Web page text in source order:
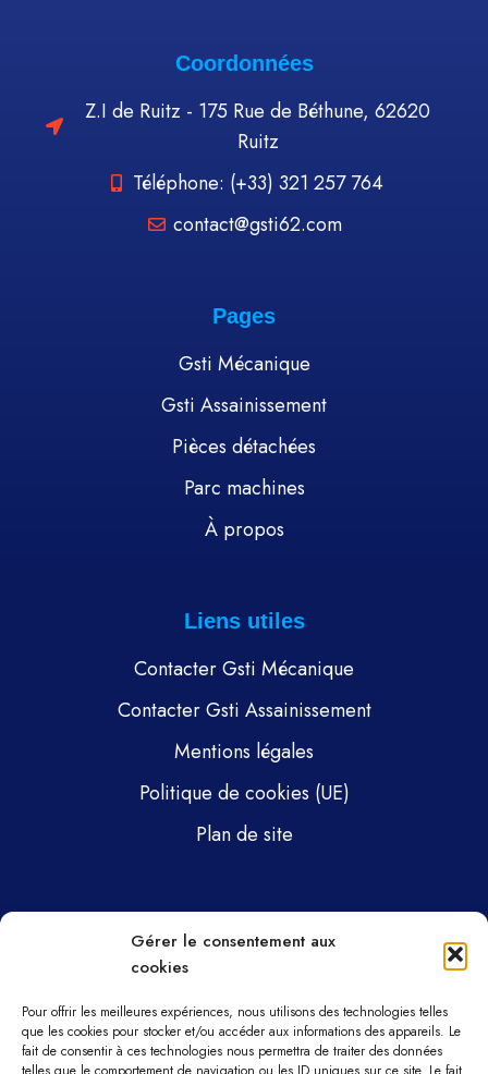
Gérer le consentement aux
cookies
Pour offrir les meilleures expériences, nous utilisons des technologies telles
que les cookies pour stocker et/ou accéder aux informations des appareils. Le
fait de consentir à ces technologies nous permettra de traiter des données
Coordonnées
Z.I de Ruitz - 175 Rue de Béthune, 62620
Ruitz
Téléphone: (+33) 321 257 764
contact@gsti62.com
Pages
Gsti Mécanique
Gsti Assainissement
Pièces détachées
Parc machines
À propos
Liens utiles
Contacter Gsti Mécanique
Contacter Gsti Assainissement
Mentions légales
Politique de cookies (UE)
Plan de site
Gsti Mécanique
Gsti Assainissement
Pièces détachées